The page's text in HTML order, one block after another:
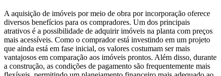
A aquisição de imóveis por meio de obra por incorporação oferece
diversos benefícios para os compradores. Um dos principais
atrativos é a possibilidade de adquirir imóveis na planta com preços
mais acessíveis. Como o comprador está investindo em um projeto
que ainda está em fase inicial, os valores costumam ser mais
vantajosos em comparação aos imóveis prontos. Além disso, durante
a construção, as condições de pagamento são frequentemente mais